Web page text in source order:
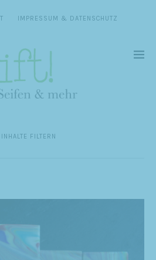
IMPRESSUM & DATENSCHUTZ
INHALTE FILTERN